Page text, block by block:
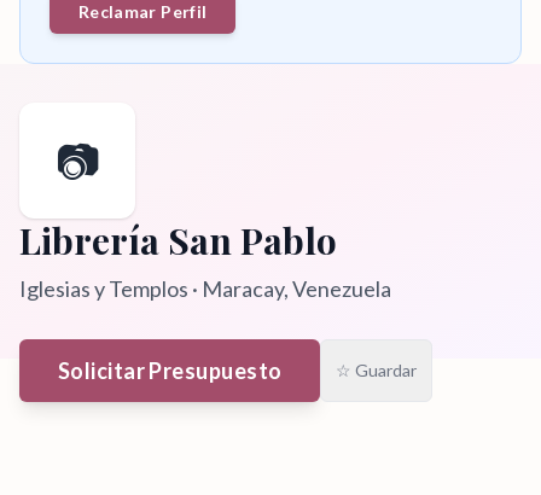
Reclamar Perfil
📷
Librería San Pablo
Iglesias y Templos · Maracay, Venezuela
Solicitar Presupuesto ☆ Guardar